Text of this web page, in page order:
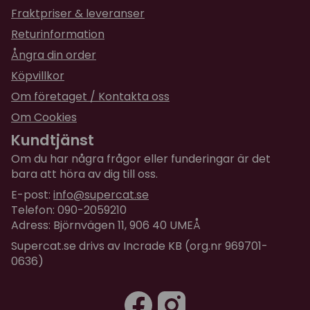
Fraktpriser & leveranser
Returinformation
Ångra din order
Köpvillkor
Om företaget / Kontakta oss
Om Cookies
Kundtjänst
Om du har några frågor eller funderingar är det
bara att höra av dig till oss.
E-post: info@supercat.se
Telefon: 090-2059210
Adress: Björnvägen 11, 906 40 UMEÅ
Supercat.se drivs av Incrade KB (org.nr 969701-
0636)